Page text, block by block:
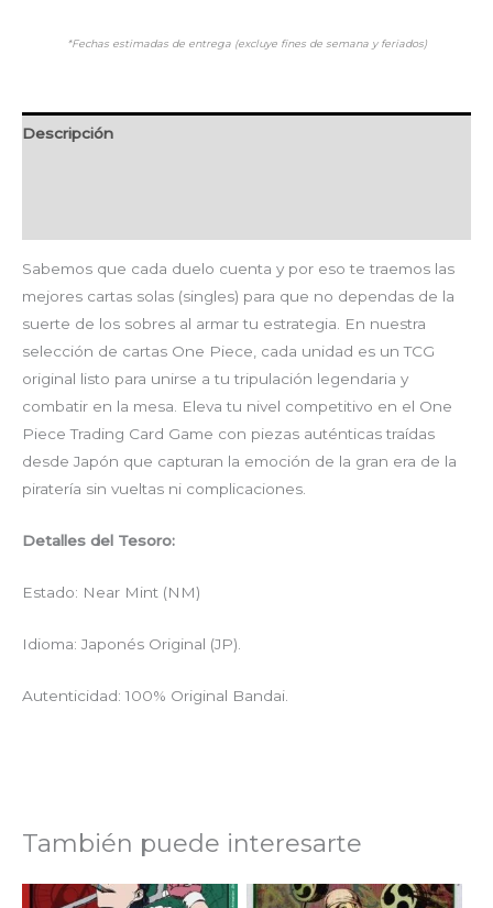
*Fechas estimadas de entrega (excluye fines de semana y feriados)
Descripción
Sabemos que cada duelo cuenta y por eso te traemos las
mejores cartas solas (singles) para que no dependas de la
suerte de los sobres al armar tu estrategia. En nuestra
selección de cartas One Piece, cada unidad es un TCG
original listo para unirse a tu tripulación legendaria y
combatir en la mesa. Eleva tu nivel competitivo en el One
Piece Trading Card Game con piezas auténticas traídas
desde Japón que capturan la emoción de la gran era de la
piratería sin vueltas ni complicaciones.
Detalles del Tesoro:
Estado: Near Mint (NM)
Idioma: Japonés Original (JP).
Autenticidad: 100% Original Bandai.
También puede interesarte